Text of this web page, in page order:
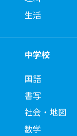
生活
中学校
国語
書写
社会・地図
数学